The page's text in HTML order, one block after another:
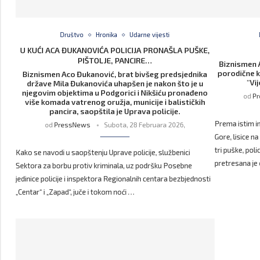
Društvo Hronika Udarne vijesti
U KUĆI ACA ĐUKANOVIĆA POLICIJA PRONAŠLA PUŠKE,
PIŠTOLJE, PANCIRE…
Biznismen Aco Đukanović, brat bivšeg predsjednika
države Mila Đukanovića uhapšen je nakon što je u
njegovim objektima u Podgorici i Nikšiću pronađeno
više komada vatrenog oružja, municije i balističkih
pancira, saopštila je Uprava policije.
od PressNews Subota, 28 Februara 2026,
Kako se navodi u saopštenju Uprave policije, službenici
Sektora za borbu protiv kriminala, uz podršku Posebne
jedinice policije i inspektora Regionalnih centara bezbjednosti
„Centar“ i „Zapad“, juče i tokom noći …
Biznismen
porodične
od
Prema istim
Gore, lisice
tri puške,
pretresana je